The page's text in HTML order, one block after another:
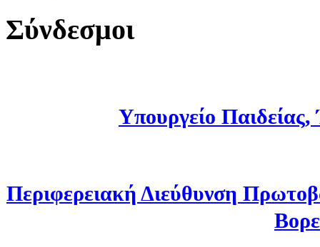
Σύνδεσμοι
Υπουργείο
Περιφερειακή Διεύθυνση